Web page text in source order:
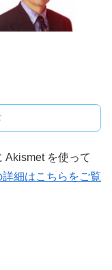
Akismet を使って
細はこちらをご覧